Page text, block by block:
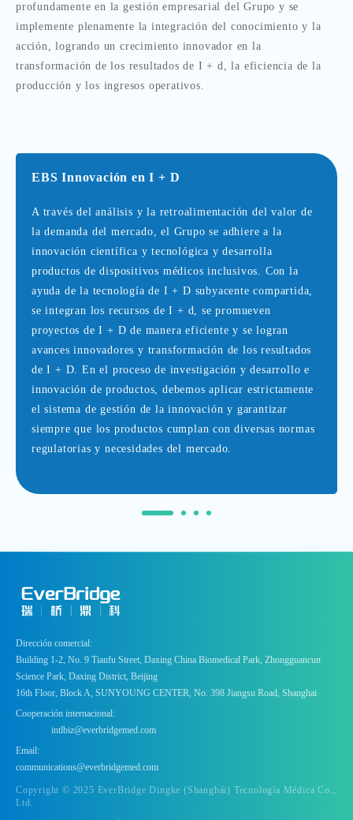
profundamente en la gestión empresarial del Grupo y se
implemente plenamente la integración del conocimiento y la
acción, logrando un crecimiento innovador en la
transformación de los resultados de I + d, la eficiencia de la
producción y los ingresos operativos.
EBSInnovación en I + D
A través del análisis y la retroalimentación del valor de
la demanda del mercado, el Grupo se adhiere a la
innovación científica y tecnológica y desarrolla
productos de dispositivos médicos inclusivos. Con la
ayuda de la tecnología de I + D subyacente compartida,
se integran los recursos de I + d, se promueven
proyectos de I + D de manera eficiente y se logran
avances innovadores y transformación de los resultados
de I + D. En el proceso de investigación y desarrollo e
innovación de productos, debemos aplicar estrictamente
el sistema de gestión de la innovación y garantizar
siempre que los productos cumplan con diversas normas
regulatorias y necesidades del mercado.
Dirección comercial:
Building 1-2, No. 9 Tianfu Street, Daxing China Biomedical Park, Zhongguancun
Science Park, Daxing District, Beijing
16th Floor, Block A, SUNYOUNG CENTER, No. 398 Jiangsu Road, Shanghai
Cooperación internacional:
intlbiz@everbridgemed.com
Email:
communications@everbridgemed.com
Copyright © 2025 EverBridge Dingke (Shanghái) Tecnología Médica Co.,
Ltd.